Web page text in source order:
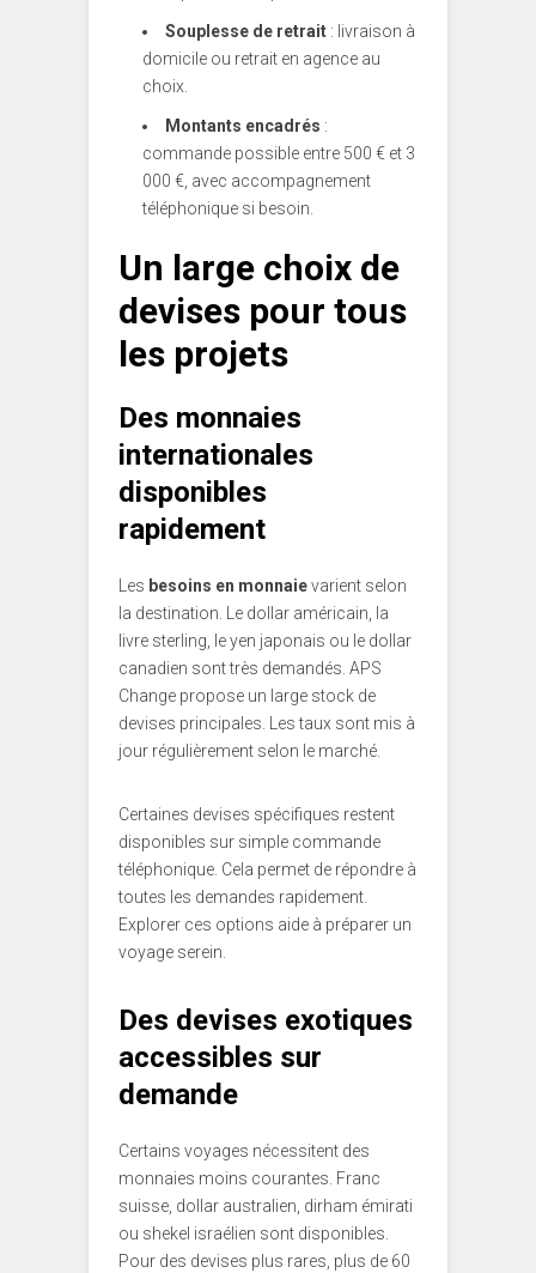
Souplesse de retrait : livraison à
domicile ou retrait en agence au
choix.
Montants encadrés :
commande possible entre 500 € et 3
000 €, avec accompagnement
téléphonique si besoin.
Un large choix de
devises pour tous
les projets
Des monnaies
internationales
disponibles
rapidement
Les besoins en monnaievarient selon
la destination. Le dollar américain, la
livre sterling, le yen japonais ou le dollar
canadien sont très demandés. APS
Change propose un large stock de
devises principales. Les taux sont mis à
jour régulièrement selon le marché.
Certaines devises spécifiques restent
disponibles sur simple commande
téléphonique. Cela permet de répondre à
toutes les demandes rapidement.
Explorer ces options aide à préparer un
voyage serein.
Des devises exotiques
accessibles sur
demande
Certains voyages nécessitent des
monnaies moins courantes. Franc
suisse, dollar australien, dirham émirati
ou shekel israélien sont disponibles.
Pour des devises plus rares, plus de 60